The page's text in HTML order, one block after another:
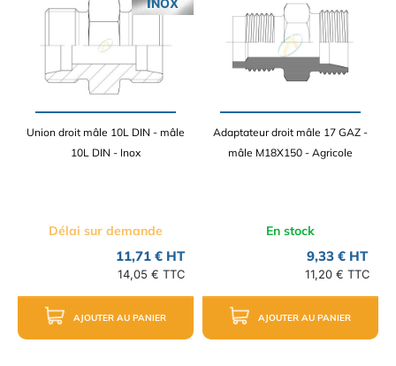
Union droit mâle 10L DIN - mâle
10L DIN - Inox
Délai sur demande
11,71 € HT
14,05 € TTC
AJOUTER AU PANIER
INOX
Adaptateur droit mâle 17 GAZ -
mâle M18X150 - Agricole
En stock
9,33 € HT
11,20 € TTC
AJOUTER AU PANIER